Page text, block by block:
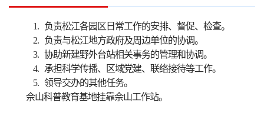
1. 负责松江各园区日常工作的安排、督促、检查。
2. 负责与松江地方政府及周边单位的协调。
3. 协助新建野外台站相关事务的管理和协调。
4. 承担科学传播、区域党建、联络接待等工作。
5. 领导交办的其他任务。
佘山科普教育基地挂靠佘山工作站。